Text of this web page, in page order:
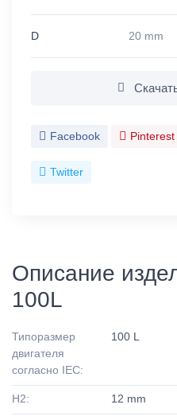
D 20 mm
Facebook Pinterest
Twitter
Описание
100L
Типоразмер
двигателя
согласно IEC:
100 L
H2: 12 mm